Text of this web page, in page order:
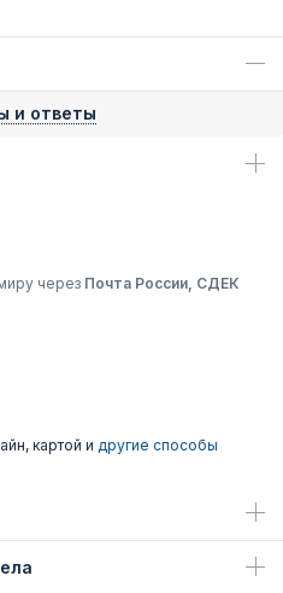
и ответы
через Почта России, СДЕК
картой и другие способы